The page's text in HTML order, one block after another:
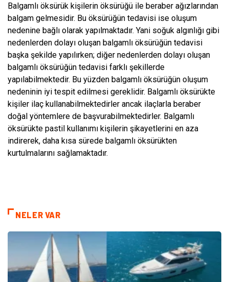
Balgamlı öksürük kişilerin öksürüğü ile beraber ağızlarından
balgam gelmesidir. Bu öksürüğün tedavisi ise oluşum
nedenine bağlı olarak yapılmaktadır. Yani soğuk algınlığı gibi
nedenlerden dolayı oluşan balgamlı öksürüğün tedavisi
başka şekilde yapılırken; diğer nedenlerden dolayı oluşan
balgamlı öksürüğün tedavisi farklı şekillerde
yapılabilmektedir. Bu yüzden balgamlı öksürüğün oluşum
nedeninin iyi tespit edilmesi gereklidir. Balgamlı öksürükte
kişiler ilaç kullanabilmektedirler ancak ilaçlarla beraber
doğal yöntemlere de başvurabilmektedirler. Balgamlı
öksürükte pastil kullanımı kişilerin şikayetlerini en aza
indirerek, daha kısa sürede balgamlı öksürükten
kurtulmalarını sağlamaktadır.
NELER VAR